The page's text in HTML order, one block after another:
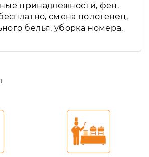
принадлежности, фен.
смена полотенец,
белья, уборка номера.